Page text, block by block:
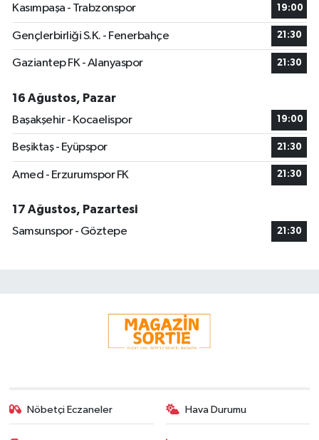
Kasımpaşa - Trabzonspor 19:00
Gençlerbirliği S.K. - Fenerbahçe 21:30
Gaziantep FK - Alanyaspor 21:30
16 Ağustos, Pazar
Başakşehir - Kocaelispor
19:00
Beşiktaş - Eyüpspor 21:30
Amed - Erzurumspor FK 21:30
17 Ağustos, Pazartesi
Samsunspor - Göztepe
21:30
Nöbetçi Eczaneler Hava Durumu